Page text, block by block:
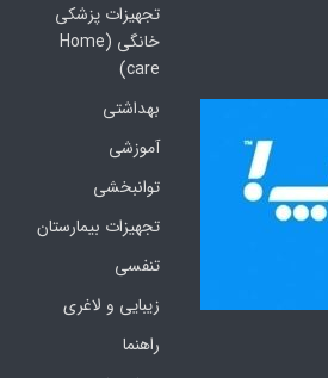
تجهیزات پزشکی
خانگی (Home
care)
بهداشتی
آموزشی
توانبخشی
تجهیزات بیمارستان
تنفسی
زیبایی و لاغری
راهنما